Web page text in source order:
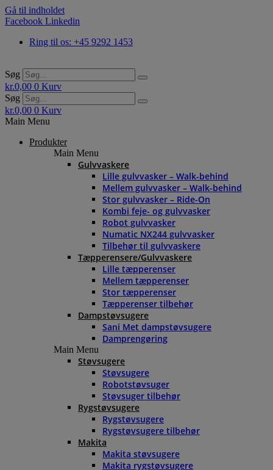
Gå til indholdet
Facebook Linkedin
Ring til os: +45 9292 1453
Søg
kr.0,00 0 Kurv
Søg
kr.0,00 0 Kurv
Main Menu
Produkter
Main Menu
Gulvvaskere
Lille gulvvasker – Walk-behind
Mellem gulvvasker – Walk-behind
Stor gulvvasker – Ride-On
Kombi feje- og gulvvasker
Robot gulvvasker
Numatic NX244 gulvvasker
Tilbehør til gulvvaskere
Tæpperensere/Gulvvaskere
Lille tæpperenser
Mellem tæpperenser
Stor tæpperenser
Tæpperenser tilbehør
Dampstøvsugere
Sani Met dampstøvsugere
Damprengøring
Main Menu
Støvsugere
Støvsugere
Robotstøvsuger
Støvsuger tilbehør
Rygstøvsugere
Rygstøvsugere
Rygstøvsugere tilbehør
Makita
Makita støvsugere
Makita rygstøvsugere